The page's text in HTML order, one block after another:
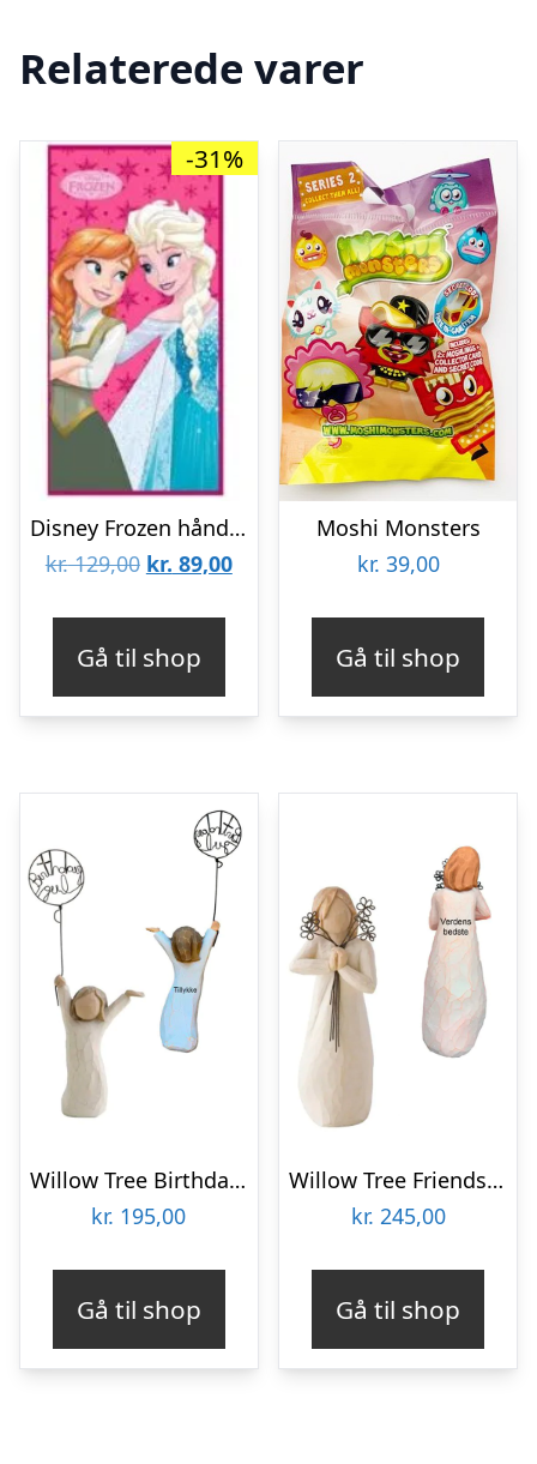
Relaterede varer
-31%
Disney Frozen håndklæde
kr.129,00 Den
kr. 129,00.
kr. 89,00Den
kr. 89,00.
Gå til shop
Moshi Monsters
kr. 39,00
Gå til shop
Willow Tree Birthday Girl
kr. 195,00
Gå til shop
Willow Tree Friendship
kr. 245,00
Gå til shop